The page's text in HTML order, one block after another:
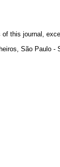
this journal,
São Paulo -